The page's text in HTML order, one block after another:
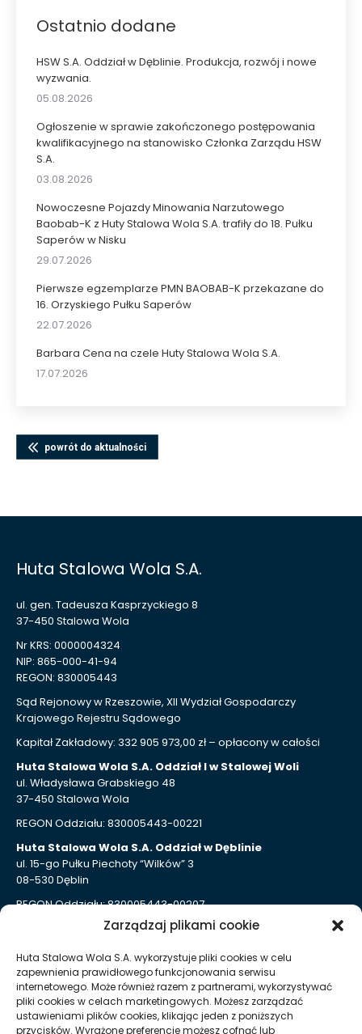
Zarządzaj plikami cookie
Huta Stalowa Wola S.A. wykorzystuje pliki cookies w celu
zapewnienia prawidłowego funkcjonowania serwisu
internetowego. Może również razem z partnerami, wykorzystywać
pliki cookies w celach marketingowych. Możesz zarządzać
ustawieniami plików cookies, klikając jeden z poniższych
przycisków. Wyrażone preferencje możesz cofnąć lub
Ostatnio dodane
HSW S.A. Oddział w Dęblinie. Produkcja, rozwój i nowe
wyzwania.
05.08.2026
Ogłoszenie w sprawie zakończonego postępowania
kwalifikacyjnego na stanowisko Członka Zarządu HSW
S.A.
03.08.2026
Nowoczesne Pojazdy Minowania Narzutowego
Baobab-K z Huty Stalowa Wola S.A. trafiły do 18. Pułku
Saperów w Nisku
29.07.2026
Pierwsze egzemplarze PMN BAOBAB-K przekazane do
16. Orzyskiego Pułku Saperów
22.07.2026
Barbara Cena na czele Huty Stalowa Wola S.A.
17.07.2026
powrót do aktualności
Huta Stalowa Wola S.A.
ul. gen. Tadeusza Kasprzyckiego 8
37-450 Stalowa Wola
Nr KRS: 0000004324
NIP: 865-000-41-94
REGON: 830005443
Sąd Rejonowy w Rzeszowie, XII Wydział Gospodarczy
Krajowego Rejestru Sądowego
Kapitał Zakładowy: 332 905 973,00 zł – opłacony w całości
Huta Stalowa Wola S.A. Oddział I w Stalowej Woli
ul. Władysława Grabskiego 48
37-450 Stalowa Wola
REGON Oddziału: 830005443-00221
Huta Stalowa Wola S.A. Oddział w Dęblinie
ul. 15-go Pułku Piechoty “Wilków” 3
08-530 Dęblin
REGON Oddziału: 830005443-00207
Huta Stalowa Wola S.A. Oddział Autosan w Sanoku
38-500 Sanok
REGON Oddziału 830005443-00214